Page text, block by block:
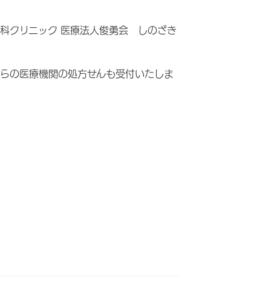
クリニック 医療法人俊勇会 しのざき
の医療機関の処方せんも受付いたしま